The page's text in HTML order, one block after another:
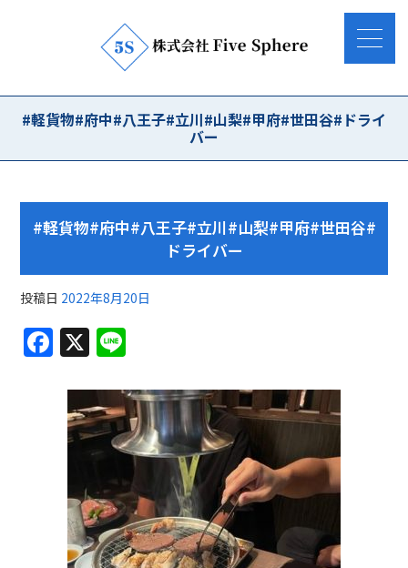
#軽貨物#府中#八王子#立川#山梨#甲府#世田谷#ドライ
バー
#軽貨物#府中#八王子#立川#山梨#甲府#世田谷#
ドライバー
投稿日 2022年8月20日
F
a
c
e
o
o
k
X
e